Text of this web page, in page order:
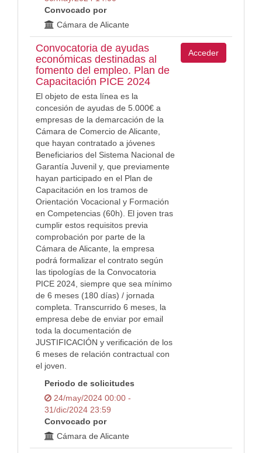
Convocado por
Cámara de Alicante
Convocatoria de ayudas
económicas destinadas al
fomento del empleo. Plan de
Capacitación PICE 2024
El objeto de esta línea es la
concesión de ayudas de 5.000€ a
empresas de la demarcación de la
Cámara de Comercio de Alicante,
que hayan contratado a jóvenes
Beneficiarios del Sistema Nacional de
Garantía Juvenil y, que previamente
hayan participado en el Plan de
Capacitación en los tramos de
Orientación Vocacional y Formación
en Competencias (60h). El joven tras
cumplir estos requisitos previa
comprobación por parte de la
Cámara de Alicante, la empresa
podrá formalizar el contrato según
las tipologías de la Convocatoria
PICE 2024, siempre que sea mínimo
de 6 meses (180 días) / jornada
completa. Transcurrido 6 meses, la
empresa debe de enviar por email
toda la documentación de
JUSTIFICACIÓN y verificación de los
6 meses de relación contractual con
el joven.
Periodo de solicitudes
24/may/2024 00:00 -
31/dic/2024 23:59
Convocado por
Cámara de Alicante
Acceder